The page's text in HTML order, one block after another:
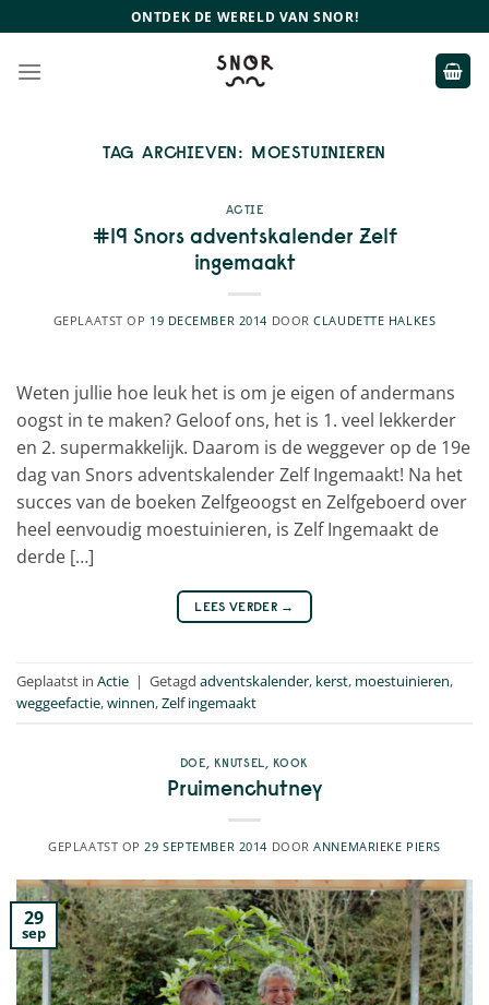
naar
inhoud
ONTDEK DE WERELD VAN SNOR!
TAG ARCHIEVEN: MOESTUINIEREN
ACTIE
#19 Snors adventskalender Zelf
ingemaakt
GEPLAATST OP 19 DECEMBER 2014 DOORCLAUDETTE HALKES
Weten jullie hoe leuk het is om je eigen of andermans
oogst in te maken? Geloof ons, het is 1. veel lekkerder
en 2. supermakkelijk. Daarom is de weggever op de 19e
dag van Snors adventskalender Zelf Ingemaakt! Na het
succes van de boeken Zelfgeoogst en Zelfgeboerd over
heel eenvoudig moestuinieren, is Zelf Ingemaakt de
derde […]
LEES VERDER →
Geplaatst in Actie | Getagd adventskalender, kerst, moestuinieren,
weggeefactie,winnen,Zelf ingemaakt
DOE KNUTSEL KOOK
Pruimenchutney
GEPLAATST OP29 SEPTEMBER 2014 DOORANNEMARIEKE PIERS
29
sep